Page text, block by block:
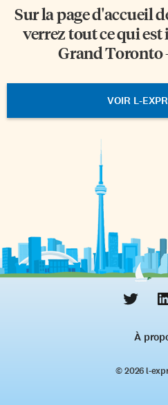
Sur la page d'accueil
verrez tout ce qui
Grand Toronto
VOIR L-
À
© 2026